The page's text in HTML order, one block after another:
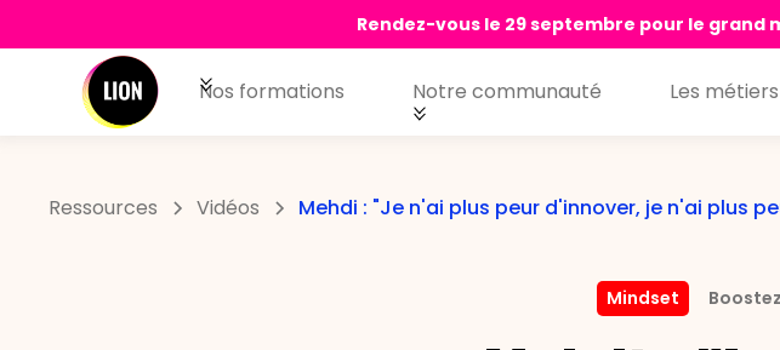
Rendez-vous le 29 septembre pour le grand
Nos formations Notre communauté Les
Ressources Vidéos Mehdi : "Je n'ai plus peur d'innover, je n'ai plus
Mindset